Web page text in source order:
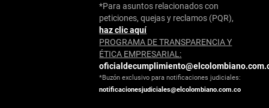
*Para asuntos relacionados con
peticiones, quejas y reclamos (PQR),
haz clic aquí
PROGRAMA DE TRANSPARENCIA Y
ÉTICA EMPRESARIAL:
*Buzón exclusivo para notificaciones judiciales:
notificacionesjudiciales@elcolombiano.com.co